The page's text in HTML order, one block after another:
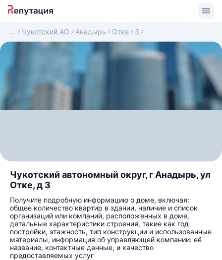
Чукотский АО Анадырь Отке 3
Чукотский автономный округ, г Анадырь, ул
Отке, д 3
Получите подробную информацию о доме, включая:
общее количество квартир в здании, наличие и список
организаций или компаний, расположенных в доме,
детальные характеристики строения, такие как год
постройки, этажность, тип конструкции и использованные
материалы, информация об управляющей компании: её
название, контактные данные, и качество
предоставляемых услуг